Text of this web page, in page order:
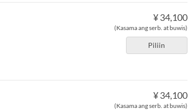
¥ 34,100
(Kasama ang serb. at buwis)
Piliin
¥ 34,100
(Kasama ang serb. at buwis)